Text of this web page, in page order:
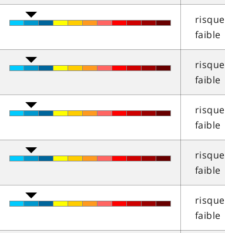
risque
faible
risque
faible
risque
faible
risque
faible
risque
faible